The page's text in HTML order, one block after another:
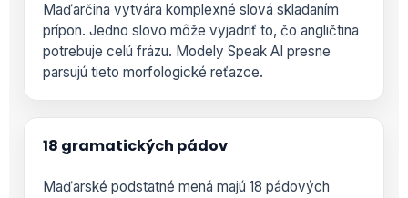
Maďarčina vytvára komplexné slová skladaním
prípon. Jedno slovo môže vyjadriť to, čo angličtina
potrebuje celú frázu. Modely Speak AI presne
parsujú tieto morfologické reťazce.
18 gramatických pádov
Maďarské podstatné mená majú 18 pádových